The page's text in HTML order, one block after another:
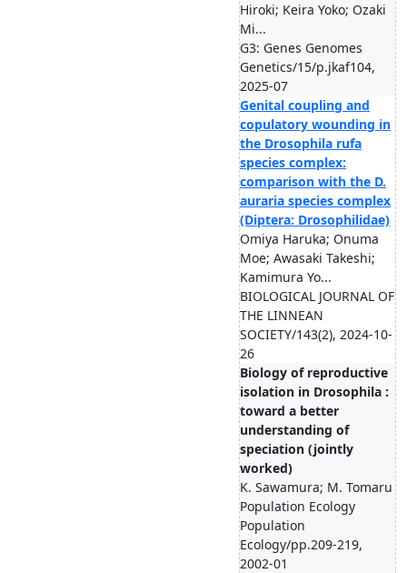
Hiroki; Keira Yoko; Ozaki
Mi...
G3: Genes Genomes
Genetics/15/p.jkaf104,
2025-07
Genital coupling and
copulatory wounding in
the Drosophila rufa
species complex:
comparison with the D.
auraria species complex
(Diptera: Drosophilidae)
Omiya Haruka; Onuma
Moe; Awasaki Takeshi;
Kamimura Yo...
BIOLOGICAL JOURNAL OF
THE LINNEAN
SOCIETY/143(2), 2024-10-
26
Biology of reproductive
isolation in Drosophila :
toward a better
understanding of
speciation (jointly
worked)
K. Sawamura; M. Tomaru
Population Ecology
Population
Ecology/pp.209-219,
2002-01